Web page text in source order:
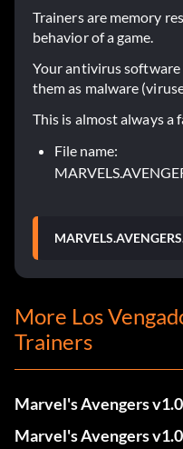
Trainers are memory
behavior of a game.
Your antivirus
them as malware
This is almost always a
File name:
More Los
Trainers
Marvel's Avengers
Marvel's Avengers